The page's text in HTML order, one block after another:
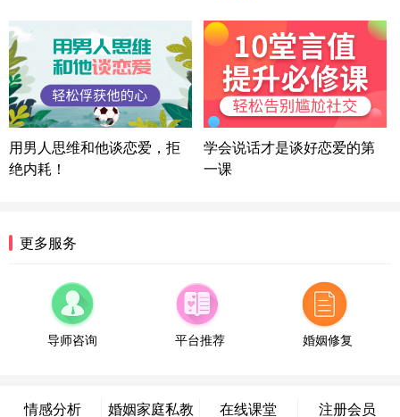
浙江-宁波 150****8921
28分钟前
微信用户 逆光下的微笑 通过此页面咨询，已获得专
属情感方案
湖南-长沙 187****3359
18分钟前
微信用户 超 通过此页面咨询，已获得专属情感方案
福建-厦门 159****4462
辽宁-大连 176****2843
39分钟前
微信用户 H-孙志远-上海 通过此页面咨询，已获得专
属情感方案
用男人思维和他谈恋爱，拒
绝内耗！
学会说话才是谈好恋爱的第
一课
更多服务
导师咨询 平台推荐 婚姻修复
情感分析 婚姻家庭私教 在线课堂 注册会员